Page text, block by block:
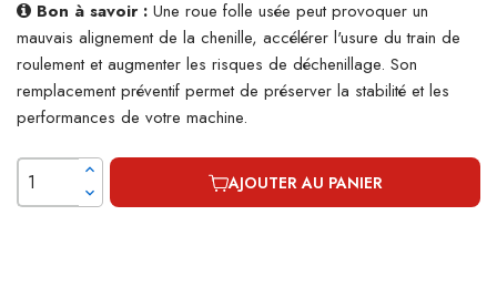
Bon à savoir : Une roue folle usée peut provoquer un
mauvais alignement de la chenille, accélérer l'usure du train de
roulement et augmenter les risques de déchenillage. Son
remplacement préventif permet de préserver la stabilité et les
performances de votre machine.
AJOUTER AU PANIER